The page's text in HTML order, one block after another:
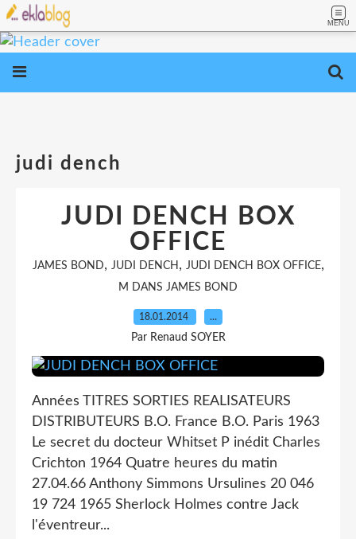
MENU
judi dench
JUDI DENCH BOX
OFFICE
JAMES BOND, JUDI DENCH , JUDI DENCH BOX OFFICE,
M DANS JAMES BOND
18.01.2014 …
Par Renaud SOYER
Années TITRES SORTIES REALISATEURS
DISTRIBUTEURS B.O. France B.O. Paris 1963
Le secret du docteur Whitset P inédit Charles
Crichton 1964 Quatre heures du matin
27.04.66 Anthony Simmons Ursulines 20 046
19 724 1965 Sherlock Holmes contre Jack
l'éventreur...